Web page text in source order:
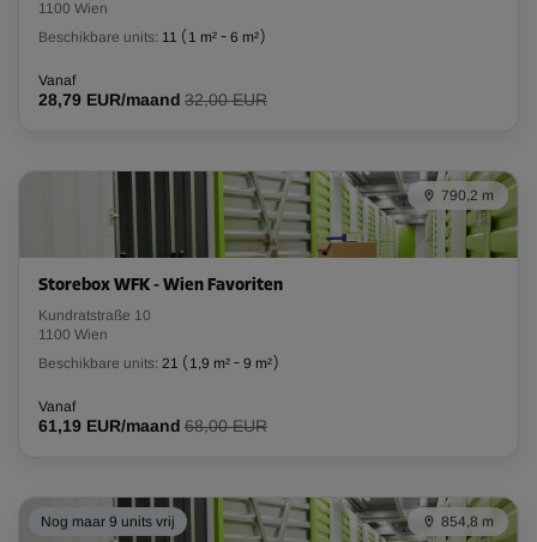
1100 Wien
Beschikbare units: 11 ( 1 m² - 6 m²)
Vanaf
28,79 EUR/maand 32,00 EUR
790,2 m
Storebox WFK - Wien Favoriten
Kundratstraße 10
1100 Wien
Beschikbare units: 21 ( 1,9 m² - 9 m²)
Vanaf
61,19 EUR/maand 68,00 EUR
Nog maar 9 units vrij 854,8 m